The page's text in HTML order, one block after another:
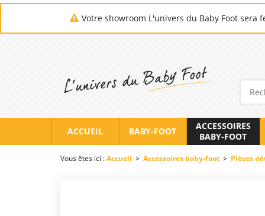
Votre showroom L'univers du Baby Foot sera
ACCUEIL BABY-FOOT
ACCESSOIRES
BABY-FOOT
Vous êtes ici :Accueil > Accessoires baby-foot > Pièces